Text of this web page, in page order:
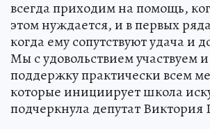
всегда приходим на помощь,
этом нуждается, и в первых
когда ему сопутствуют удача и
Мы с удовольствием участвуем
поддержку практически всем
которые инициирует школа
подчеркнула депутат